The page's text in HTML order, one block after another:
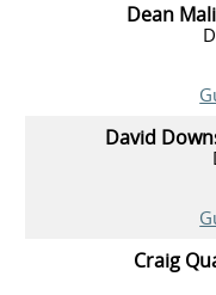
Dean
David
Craig